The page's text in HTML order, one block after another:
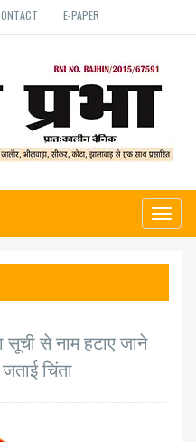
E-PAPER
से नाम हटाए जाने
चिंता